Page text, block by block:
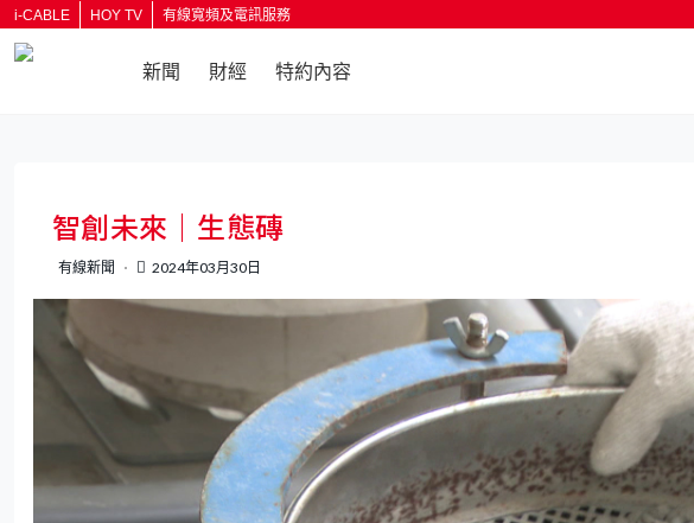
i-CABLE HOY TV 有線寬頻及電訊服務
新聞 財經 特約內容
智創未來｜生態磚
有線新聞 2024年03月30日